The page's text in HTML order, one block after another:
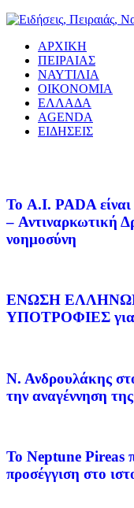
ΑΡΧΙΚΗ
ΠΕΙΡΑΙΑΣ
ΝΑΥΤΙΛΙΑ
ΟΙΚΟΝΟΜΙΑ
ΕΛΛΑΔΑ
AGENDA
ΕΙΔΗΣΕΙΣ
Το A.I. PADA είναι
– Αντιναρκωτική
νοημοσύνη
ΕΝΩΣΗ ΕΛΛΗΝΩΝ
ΥΠΟΤΡΟΦΙΕΣ για
Ν. Ανδρουλάκης
την αναγέννηση
Το Neptune Pireas
προσέγγιση στο